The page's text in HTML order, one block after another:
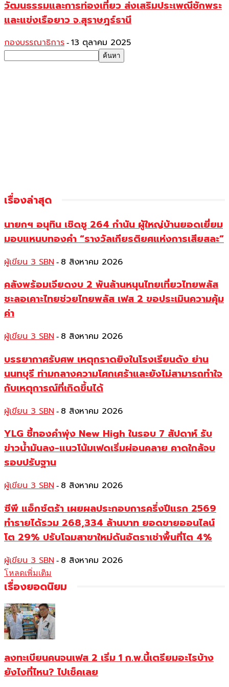
วัฒนธรรมและการท่องเที่ยว ส่งเสริมประเพณีชักพระ
และแข่งเรือยาว จ.สุราษฎร์ธานี
กองบรรณาธิการ - 13 ตุลาคม 2025
เรื่องล่าสุด
นายกฯ อนุทิน เชิดชู 264 กำนัน ผู้ใหญ่บ้านยอดเยี่ยม
มอบแหนบทองคำ “รางวัลเกียรติยศแห่งการเสียสละ”
ผู้เขียน 3 SBN - 8 สิงหาคม 2026
คลังพร้อมเจียดงบ 2 พันล้านหนุนไทยเที่ยวไทยพลัส
ชะลอเคาะไทยช่วยไทยพลัส เฟส 2 ขอประเมินความคุ้ม
ค่า
ผู้เขียน 3 SBN - 8 สิงหาคม 2026
บรรยากาศรับศพ เหตุกราดยิงในโรงเรียนดัง ย่าน
นนทบุรี ท่ามกลางความโศกเศร้าและยังไม่สามารถทำใจ
กับเหตุการณ์ที่เกิดขึ้นได้
ผู้เขียน 3 SBN - 8 สิงหาคม 2026
YLG ชี้ทองคำพุ่ง New High ในรอบ 7 สัปดาห์ รับ
ข่าวน้ำมันลง-แนวโน้มเฟดเริ่มผ่อนคลาย คาดใกล้จบ
รอบปรับฐาน
ผู้เขียน 3 SBN - 8 สิงหาคม 2026
ซีพี แอ็กซ์ตร้า เผยผลประกอบการครึ่งปีแรก 2569
ทำรายได้รวม 268,334 ล้านบาท ยอดขายออนไลน์
โต 29% ปรับโฉมสาขาใหม่ดันอัตราเช่าพื้นที่โต 4%
ผู้เขียน 3 SBN - 8 สิงหาคม 2026
โหลดเพิ่มเติม
เรื่องยอดนิยม
ลงทะเบียนคนจนเฟส 2 เริ่ม 1 ก.พ.นี้เตรียมอะไรบ้าง
ยังไงที่ไหน? ไปเช็คเลย